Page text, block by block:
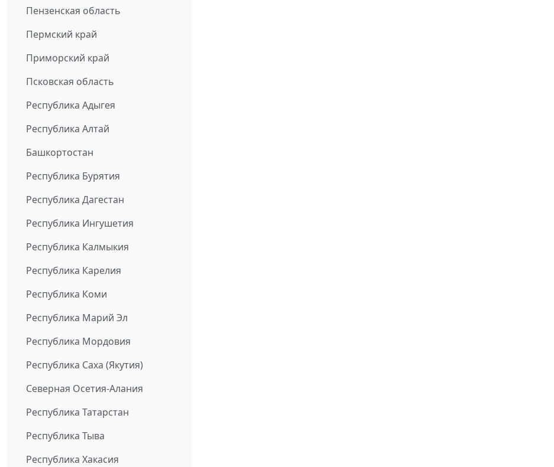
Пензенская область
Пермский край
Приморский край
Псковская область
Республика Адыгея
Республика Алтай
Башкортостан
Республика Бурятия
Республика Дагестан
Республика Ингушетия
Республика Калмыкия
Республика Карелия
Республика Коми
Республика Марий Эл
Республика Мордовия
Республика Саха (Якутия)
Северная Осетия-Алания
Республика Татарстан
Республика Тыва
Республика Хакасия